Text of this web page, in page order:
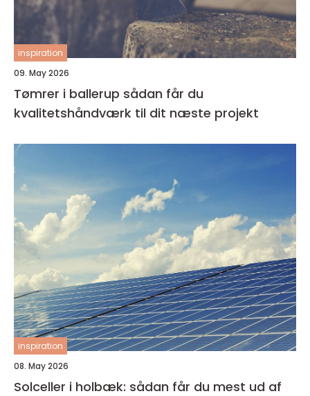
inspiration
09. May 2026
Tømrer i ballerup sådan får du
kvalitetshåndværk til dit næste projekt
inspiration
08. May 2026
Solceller i holbæk: sådan får du mest ud af